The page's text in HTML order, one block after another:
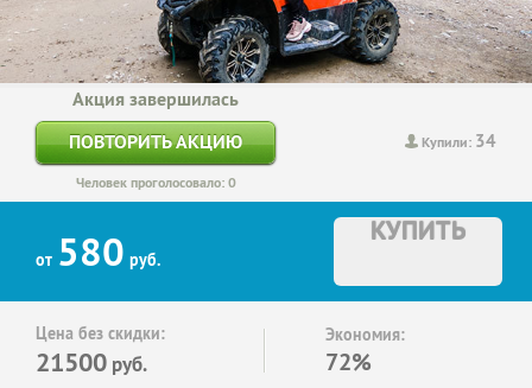
Купили: 34
Акция завершилась
ПОВТОРИТЬ АКЦИЮ
Человек проголосовало: 0
от 580 руб.
КУПИТЬ
Цена без скидки:
21500 руб.
Экономия:
72%